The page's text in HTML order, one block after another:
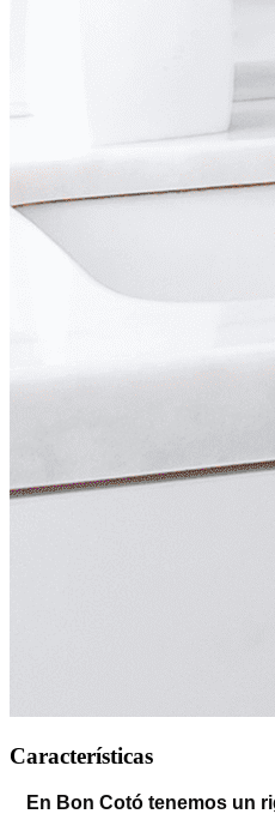
Características
En Bon Cotó tenemos un